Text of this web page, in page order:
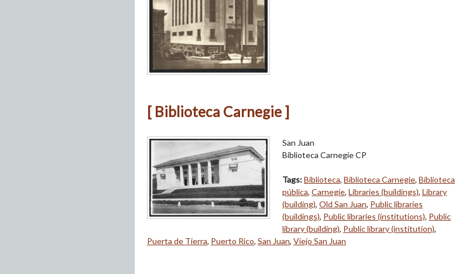
[ Biblioteca Carnegie ]
San Juan
Biblioteca Carnegie CP
Tags:Biblioteca, Biblioteca Carnegie, Biblioteca
pública, Carnegie, Libraries (buildings), Library
(building), Old San Juan, Public libraries
(buildings), Public libraries (institutions), Public
library (building), Public library (institution),
Puerta de Tierra, Puerto Rico, San Juan, Viejo San Juan